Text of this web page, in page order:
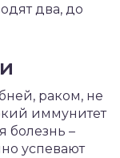
два, до
раком, не
иммунитет
болезнь –
успевают